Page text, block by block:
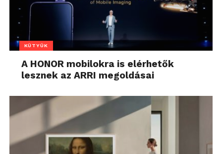
KÜTYÜK
A HONOR mobilokra is elérhetők
lesznek az ARRI megoldásai